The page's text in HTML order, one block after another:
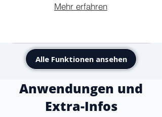
Mehr erfahren
Alle Funktionen ansehen
Anwendungen und
Extra-Infos